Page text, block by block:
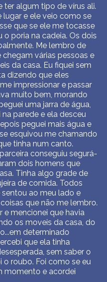
ter algum tipo de vírus ali.
lugar e ele veio como se
que se ele me tocasse
o poria na cadeia. Os dois
Me lembro de
várias pessoas e
da casa. Eu fiquei sem
dizendo que eles
impressionar e passar
muito bem, morando
uma jarra de água,
parede e ela desceu
peguei mais água e
esquivou me chamando
tinha num canto.
conseguiu segurá-
dois homens que
Tinha algo grade de
de comida. Todos
sentou ao meu lado e
que não me lembro.
e mencionei que havia
os moveis da casa, do
determinado
que ela tinha
sem saber o
roubo. Foi como se eu
momento e acordei